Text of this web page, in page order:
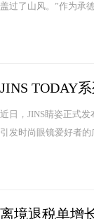
盖过了山风。”作为承
JINS TODAY
近日，JINS睛姿正式
引发时尚眼镜爱好者
离境退税单增